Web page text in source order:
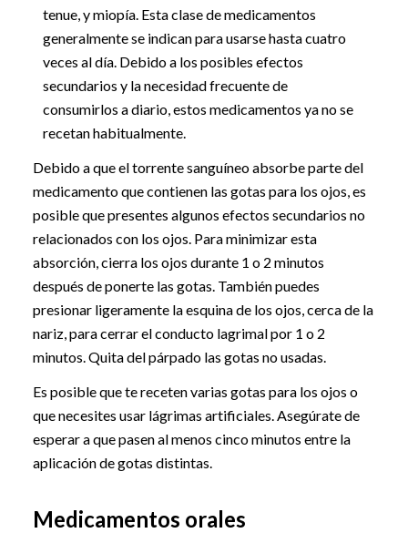
tenue, y miopía. Esta clase de medicamentos
generalmente se indican para usarse hasta cuatro
veces al día. Debido a los posibles efectos
secundarios y la necesidad frecuente de
consumirlos a diario, estos medicamentos ya no se
recetan habitualmente.
Debido a que el torrente sanguíneo absorbe parte del
medicamento que contienen las gotas para los ojos, es
posible que presentes algunos efectos secundarios no
relacionados con los ojos. Para minimizar esta
absorción, cierra los ojos durante 1 o 2 minutos
después de ponerte las gotas. También puedes
presionar ligeramente la esquina de los ojos, cerca de la
nariz, para cerrar el conducto lagrimal por 1 o 2
minutos. Quita del párpado las gotas no usadas.
Es posible que te receten varias gotas para los ojos o
que necesites usar lágrimas artificiales. Asegúrate de
esperar a que pasen al menos cinco minutos entre la
aplicación de gotas distintas.
Medicamentos orales